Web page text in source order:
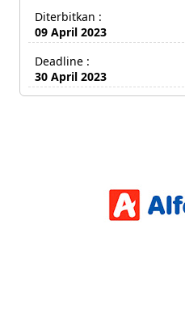
Diterbitkan :
09 April 2023
Deadline :
30 April 2023